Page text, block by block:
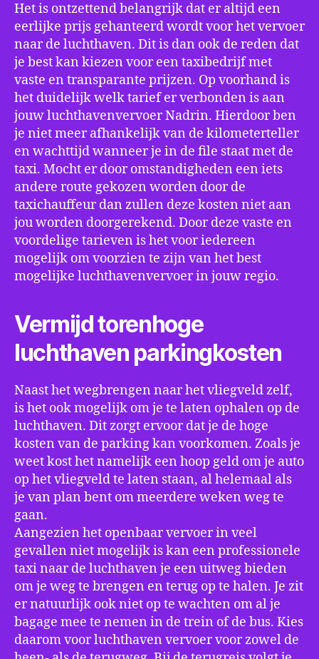
Het is ontzettend belangrijk dat er altijd een
eerlijke prijs gehanteerd wordt voor het vervoer
naar de luchthaven. Dit is dan ook de reden dat
je best kan kiezen voor een taxibedrijf met
vaste en transparante prijzen. Op voorhand is
het duidelijk welk tarief er verbonden is aan
jouw luchthavenvervoer Nadrin. Hierdoor ben
je niet meer afhankelijk van de kilometerteller
en wachttijd wanneer je in de file staat met de
taxi. Mocht er door omstandigheden een iets
andere route gekozen worden door de
taxichauffeur dan zullen deze kosten niet aan
jou worden doorgerekend. Door deze vaste en
voordelige tarieven is het voor iedereen
mogelijk om voorzien te zijn van het best
mogelijke luchthavenvervoer in jouw regio.
Vermijd torenhoge
luchthaven parkingkosten
Naast het wegbrengen naar het vliegveld zelf,
is het ook mogelijk om je te laten ophalen op de
luchthaven. Dit zorgt ervoor dat je de hoge
kosten van de parking kan voorkomen. Zoals je
weet kost het namelijk een hoop geld om je auto
op het vliegveld te laten staan, al helemaal als
je van plan bent om meerdere weken weg te
gaan.
Aangezien het openbaar vervoer in veel
gevallen niet mogelijk is kan een professionele
taxi naar de luchthaven je een uitweg bieden
om je weg te brengen en terug op te halen. Je zit
er natuurlijk ook niet op te wachten om al je
bagage mee te nemen in de trein of de bus. Kies
daarom voor luchthaven vervoer voor zowel de